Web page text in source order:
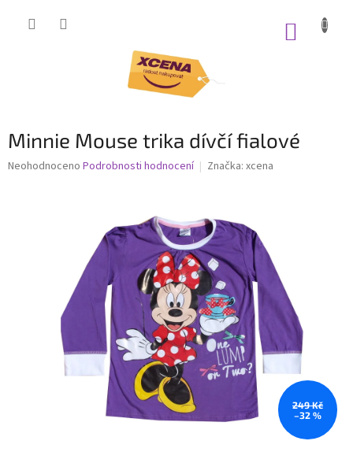
Minnie Mouse trika dívčí fialové
Průměrné
Neohodnoceno Podrobnosti hodnocení Značka: xcena
249 Kč
–32 %